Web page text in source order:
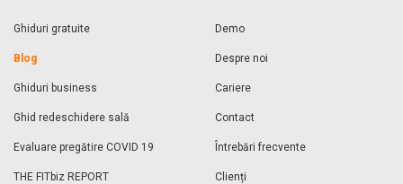
Ghiduri gratuite
Blog
Ghiduri business
Ghid redeschidere sală
Evaluare pregătire COVID 19
THE FITbiz REPORT
Demo
Despre noi
Cariere
Contact
Întrebări frecvente
Clienți